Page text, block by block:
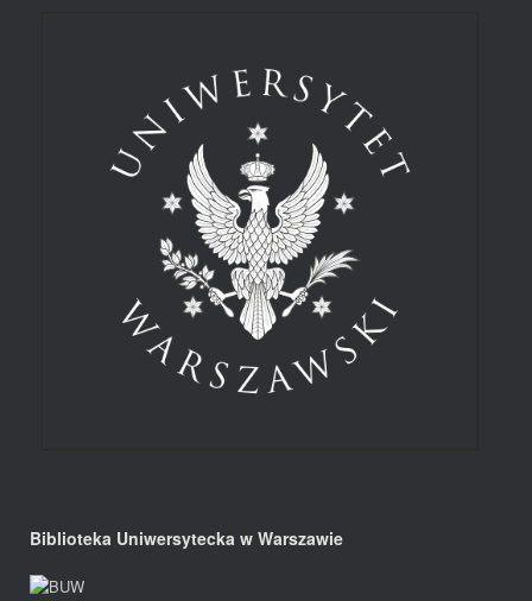
Biblioteka Uniwersytecka w Warszawie